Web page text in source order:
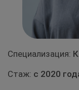
Специализация:
Стаж: с 2020